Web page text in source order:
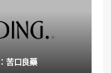
苦口良藥